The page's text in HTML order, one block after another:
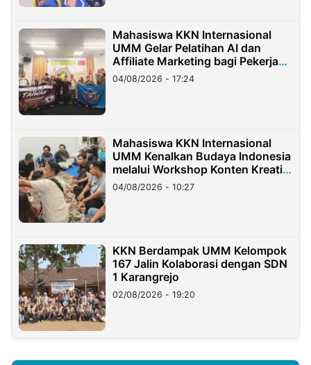
Mahasiswa KKN Internasional
UMM Gelar Pelatihan AI dan
Affiliate Marketing bagi Pekerja
Migran Indonesia di Taiwan
04/08/2026 - 17:24
Mahasiswa KKN Internasional
UMM Kenalkan Budaya Indonesia
melalui Workshop Konten Kreatif
di Taiwan
04/08/2026 - 10:27
KKN Berdampak UMM Kelompok
167 Jalin Kolaborasi dengan SDN
1 Karangrejo
02/08/2026 - 19:20